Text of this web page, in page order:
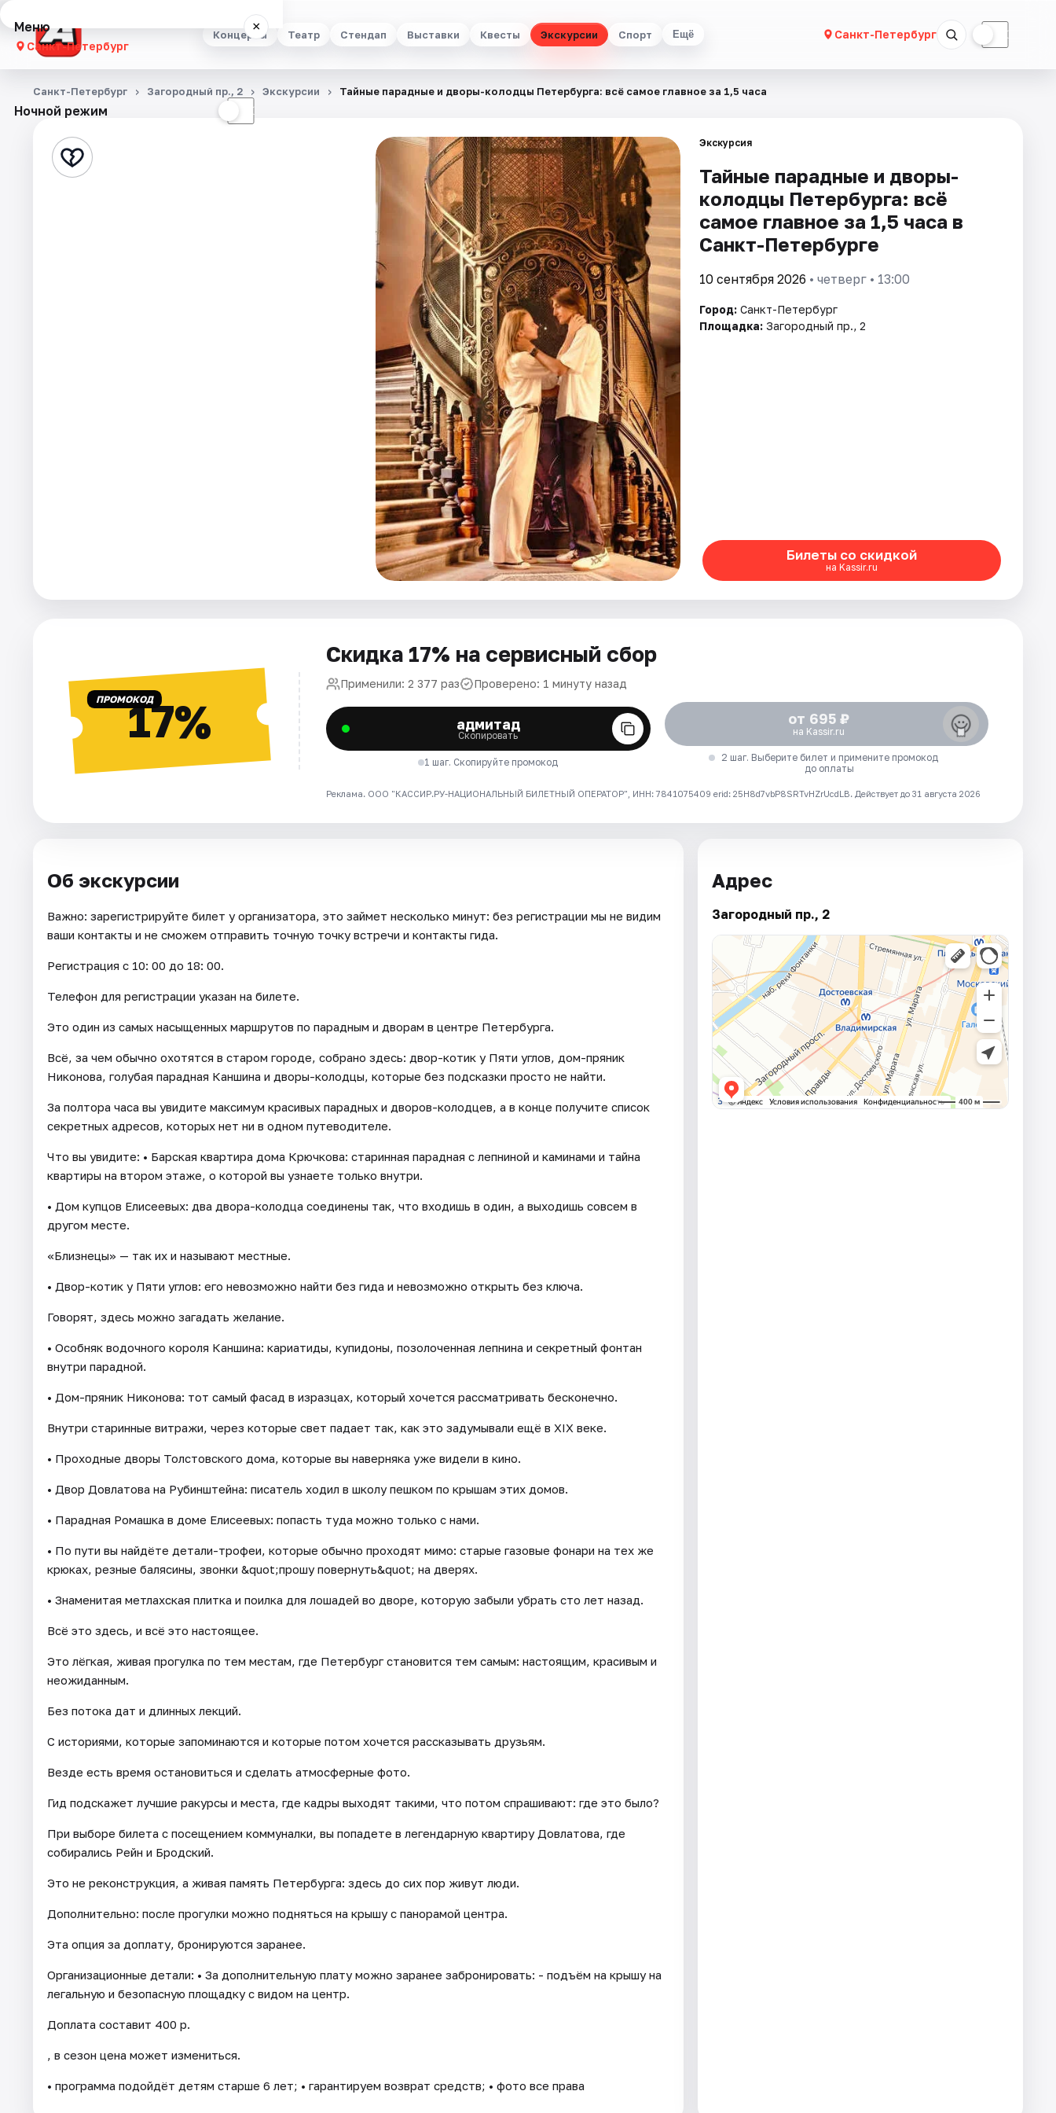
Концерты Театр Стендап Выставки Квесты Экскурсии Спорт Ещё Санкт-Петербург ☾
Меню ×
Санкт-Петербург
Концерты
Стендап
Ночной режим ☾
Санкт-Петербург Загородный пр., 2 Экскурсии Тайные парадные и дворы-колодцы Петербурга: всё самое главное за 1,5 часа
Экскурсия
Тайные парадные и дворы-
колодцы Петербурга: всё
самое главное за 1,5 часа в
Санкт-Петербурге
10 сентября 2026 • четверг • 13:00
Город: Санкт-Петербург
Площадка: Загородный пр., 2
Билеты со скидкой
на Kassir.ru
ПРОМОКОД17%
Скидка 17% на сервисный сбор
Применили: 2 377 раз Проверено: 1 минуту назад
адмитад
Скопировать
1 шаг. Скопируйте промокод
от 695 ₽
на Kassir.ru
2 шаг. Выберите билет и примените промокод
до оплаты
Реклама. ООО "КАССИР.РУ-НАЦИОНАЛЬНЫЙ БИЛЕТНЫЙ ОПЕРАТОР", ИНН: 7841075409 erid: 25H8d7vbP8SRTvHZrUcdLB. Действует до 31 августа 2026
Об экскурсии
Важно: зарегистрируйте билет у организатора, это займет несколько минут: без регистрации мы не видим
ваши контакты и не сможем отправить точную точку встречи и контакты гида.
Регистрация с 10: 00 до 18: 00.
Телефон для регистрации указан на билете.
Это один из самых насыщенных маршрутов по парадным и дворам в центре Петербурга.
Всё, за чем обычно охотятся в старом городе, собрано здесь: двор-котик у Пяти углов, дом-пряник
Никонова, голубая парадная Каншина и дворы-колодцы, которые без подсказки просто не найти.
За полтора часа вы увидите максимум красивых парадных и дворов-колодцев, а в конце получите список
секретных адресов, которых нет ни в одном путеводителе.
Что вы увидите: • Барская квартира дома Крючкова: старинная парадная с лепниной и каминами и тайна
квартиры на втором этаже, о которой вы узнаете только внутри.
• Дом купцов Елисеевых: два двора-колодца соединены так, что входишь в один, а выходишь совсем в
другом месте.
«Близнецы» — так их и называют местные.
• Двор-котик у Пяти углов: его невозможно найти без гида и невозможно открыть без ключа.
Говорят, здесь можно загадать желание.
• Особняк водочного короля Каншина: кариатиды, купидоны, позолоченная лепнина и секретный фонтан
внутри парадной.
• Дом-пряник Никонова: тот самый фасад в изразцах, который хочется рассматривать бесконечно.
Внутри старинные витражи, через которые свет падает так, как это задумывали ещё в XIX веке.
• Проходные дворы Толстовского дома, которые вы наверняка уже видели в кино.
• Двор Довлатова на Рубинштейна: писатель ходил в школу пешком по крышам этих домов.
• Парадная Ромашка в доме Елисеевых: попасть туда можно только с нами.
• По пути вы найдёте детали-трофеи, которые обычно проходят мимо: старые газовые фонари на тех же
крюках, резные балясины, звонки &quot;прошу повернуть&quot; на дверях.
• Знаменитая метлахская плитка и поилка для лошадей во дворе, которую забыли убрать сто лет назад.
Всё это здесь, и всё это настоящее.
Это лёгкая, живая прогулка по тем местам, где Петербург становится тем самым: настоящим, красивым и
неожиданным.
Без потока дат и длинных лекций.
С историями, которые запоминаются и которые потом хочется рассказывать друзьям.
Везде есть время остановиться и сделать атмосферные фото.
Гид подскажет лучшие ракурсы и места, где кадры выходят такими, что потом спрашивают: где это было?
При выборе билета с посещением коммуналки, вы попадете в легендарную квартиру Довлатова, где
собирались Рейн и Бродский.
Это не реконструкция, а живая память Петербурга: здесь до сих пор живут люди.
Дополнительно: после прогулки можно подняться на крышу с панорамой центра.
Эта опция за доплату, бронируются заранее.
Организационные детали: • За дополнительную плату можно заранее забронировать: - подъём на крышу на
легальную и безопасную площадку с видом на центр.
Доплата составит 400 р.
, в сезон цена может измениться.
• программа подойдёт детям старше 6 лет; • гарантируем возврат средств; • фото все права
Адрес
Загородный пр., 2